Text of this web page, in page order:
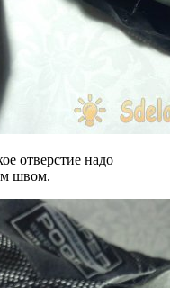
отверстие надо
швом.